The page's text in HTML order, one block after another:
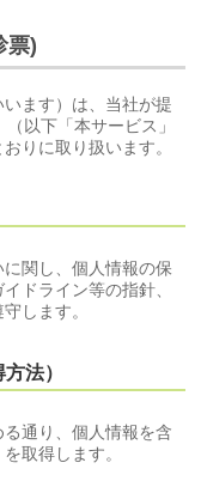
票)
ます）は、当社が提
以下「本サービス」
りに取り扱います。
関し、個人情報の保
ドライン等の指針、
します。
法）
通り、個人情報を含
取得します。